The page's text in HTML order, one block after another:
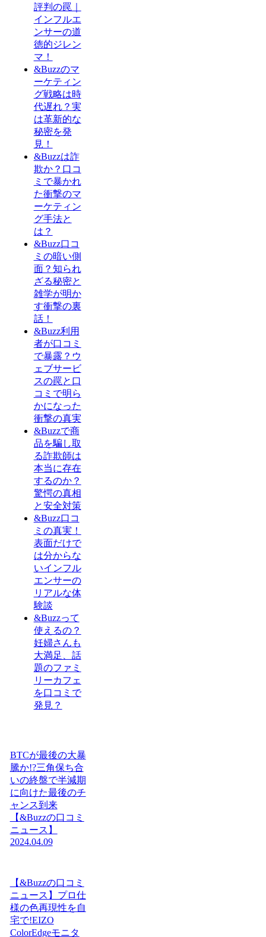
評判の罠｜
インフルエ
ンサーの道
徳的ジレン
マ！
&Buzzのマ
ーケティン
グ戦略は時
代遅れ？実
は革新的な
秘密を発
見！
&Buzzは詐
欺か？口コ
ミで暴かれ
た衝撃のマ
ーケティン
グ手法と
は？
&Buzz口コ
ミの暗い側
面？知られ
ざる秘密と
雑学が明か
す衝撃の裏
話！
&Buzz利用
者が口コミ
で暴露？ウ
ェブサービ
スの罠と口
コミで明ら
かになった
衝撃の真実
&Buzzで商
品を騙し取
る詐欺師は
本当に存在
するのか？
驚愕の真相
と安全対策
&Buzz口コ
ミの真実！
表面だけで
は分からな
いインフル
エンサーの
リアルな体
験談
&Buzzって
使えるの？
妊婦さんも
大満足、話
題のファミ
リーカフェ
を口コミで
発見？
BTCが最後の大暴
騰か!?三角保ち合
いの終盤で半減期
に向けた最後のチ
ャンス到来
【&Buzzの口コミ
ニュース】
2024.04.09
【&Buzzの口コミ
ニュース】プロ仕
様の色再現性を自
宅で!EIZO
ColorEdgeモニタ